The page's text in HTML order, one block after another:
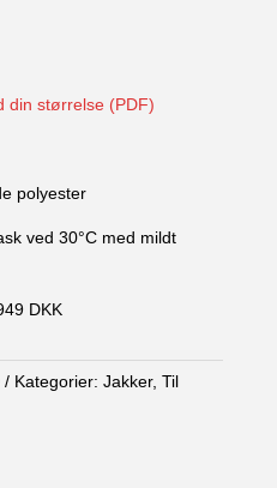
din størrelse (PDF)
polyester
ved 30°C med mildt
DKK
Kategorier: Jakker, Til